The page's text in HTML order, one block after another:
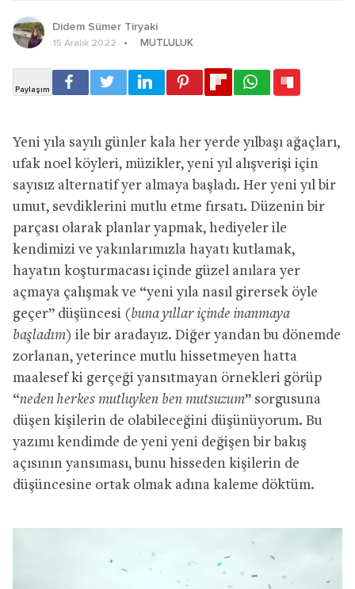
Didem Sümer Tiryaki
15 Aralık 2022 MUTLULUK
Yeni yıla sayılı günler kala her yerde yılbaşı ağaçları,
ufak noel köyleri, müzikler, yeni yıl alışverişi için
sayısız alternatif yer almaya başladı. Her yeni yıl bir
umut, sevdiklerini mutlu etme fırsatı. Düzenin bir
parçası olarak planlar yapmak, hediyeler ile
kendimizi ve yakınlarımızla hayatı kutlamak,
hayatın koşturmacası içinde güzel anılara yer
açmaya çalışmak ve “yeni yıla nasıl girersek öyle
geçer” düşüncesi (buna yıllar içinde inanmaya
başladım) ile bir aradayız. Diğer yandan bu dönemde
zorlanan, yeterince mutlu hissetmeyen hatta
maalesef ki gerçeği yansıtmayan örnekleri görüp
“neden herkes mutluyken ben mutsuzum” sorgusuna
düşen kişilerin de olabileceğini düşünüyorum. Bu
yazımı kendimde de yeni yeni değişen bir bakış
açısının yansıması, bunu hisseden kişilerin de
düşüncesine ortak olmak adına kaleme döktüm.